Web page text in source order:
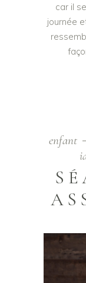
car il
journée
enfant